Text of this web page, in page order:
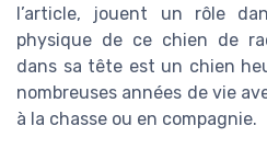
l’article, jouent un rôle
physique de ce chien de
dans sa tête est un chien
nombreuses années de vie
à la chasse ou en compagnie.